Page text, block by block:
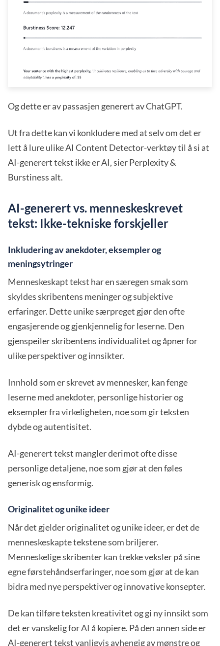
Og dette er av passasjen generert av ChatGPT.
Ut fra dette kan vi konkludere med at selv om det er
lett å lure ulike AI Content Detector-verktøy til å si at
AI-generert tekst ikke er AI, sier Perplexity &
Burstiness alt.
AI-generert vs. menneskeskrevet
tekst: Ikke-tekniske forskjeller
Inkludering av anekdoter, eksempler og
meningsytringer
Menneskeskapt tekst har en særegen smak som
skyldes skribentens meninger og subjektive
erfaringer. Dette unike særpreget gjør den ofte
engasjerende og gjenkjennelig for leserne. Den
gjenspeiler skribentens individualitet og åpner for
ulike perspektiver og innsikter.
Innhold som er skrevet av mennesker, kan fenge
leserne med anekdoter, personlige historier og
eksempler fra virkeligheten, noe som gir teksten
dybde og autentisitet.
AI-generert tekst mangler derimot ofte disse
personlige detaljene, noe som gjør at den føles
generisk og ensformig.
Originalitet og unike ideer
Når det gjelder originalitet og unike ideer, er det de
menneskeskapte tekstene som briljerer.
Menneskelige skribenter kan trekke veksler på sine
egne førstehåndserfaringer, noe som gjør at de kan
bidra med nye perspektiver og innovative konsepter.
De kan tilføre teksten kreativitet og gi ny innsikt som
det er vanskelig for AI å kopiere. På den annen side er
AI-generert tekst vanligvis avhengig av mønstre og